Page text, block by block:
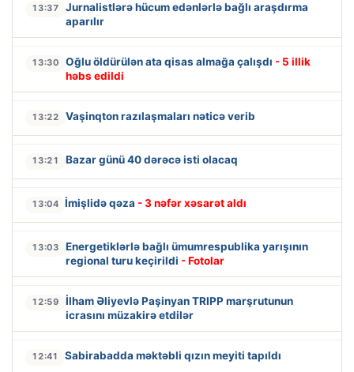
13:37
Jurnalistlərə hücum edənlərlə bağlı araşdırma
aparılır
13:30 Oğlu öldürülən ata qisas almağa çalışdı - 5 illik
həbs edildi
13:22 Vaşinqton razılaşmaları nəticə verib
13:21 Bazar günü 40 dərəcə isti olacaq
13:04 İmişlidə qəza - 3 nəfər xəsarət aldı
13:03
Energetiklərlə bağlı ümumrespublika yarışının
regional turu keçirildi - Fotolar
12:59
İlham Əliyevlə Paşinyan TRIPP marşrutunun
icrasını müzakirə etdilər
12:41 Sabirabadda məktəbli qızın meyiti tapıldı